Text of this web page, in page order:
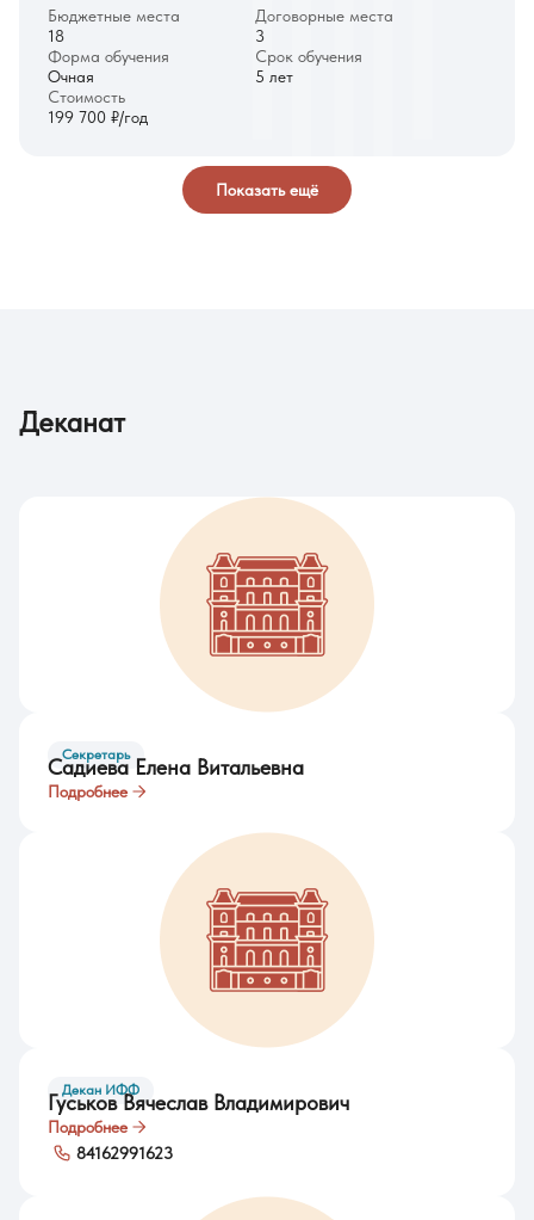
Бюджетные места
18
Договорные места
3
Форма обучения
Очная
Срок обучения
5 лет
Стоимость
199 700 ₽/год
Показать ещё
Деканат
Секретарь
Садиева Елена Витальевна
Подробнее
Декан ИФФ
Гуськов Вячеслав Владимирович
Подробнее
84162991623